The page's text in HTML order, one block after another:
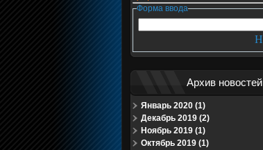
Форма ввода
Архив новостей
Январь 2020 (1)
Декабрь 2019 (2)
Ноябрь 2019 (1)
Октябрь 2019 (1)